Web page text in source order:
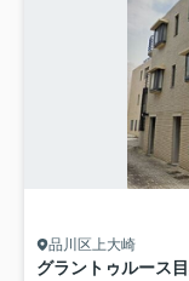
品川区上大崎
グラントゥルース